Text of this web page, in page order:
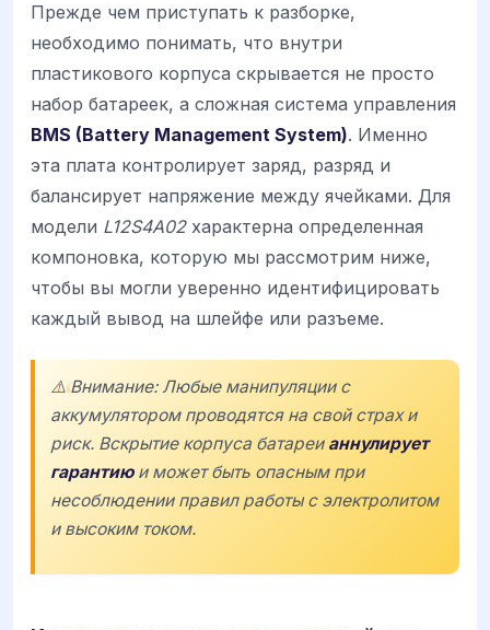
Прежде чем приступать к разборке,
необходимо понимать, что внутри
пластикового корпуса скрывается не просто
набор батареек, а сложная система управления
BMS (Battery Management System). Именно
эта плата контролирует заряд, разряд и
балансирует напряжение между ячейками. Для
модели L12S4A02характерна определенная
компоновка, которую мы рассмотрим ниже,
чтобы вы могли уверенно идентифицировать
каждый вывод на шлейфе или разъеме.
⚠️ Внимание: Любые манипуляции с
аккумулятором проводятся на свой страх и
риск. Вскрытие корпуса батареи аннулирует
гарантиюи может быть опасным при
несоблюдении правил работы с электролитом
и высоким током.